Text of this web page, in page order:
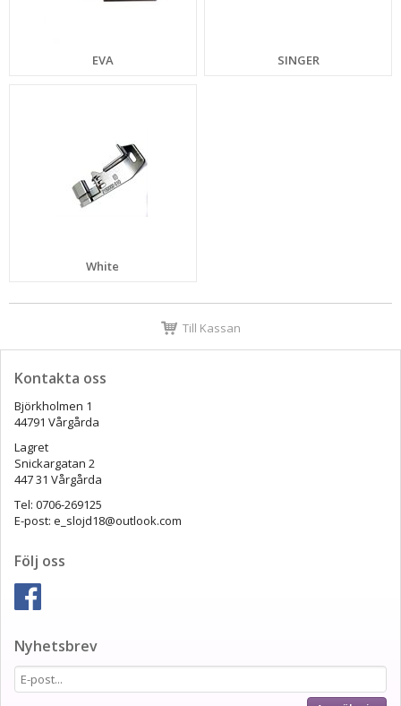
EVA SINGER
White
Till Kassan
Kontakta oss
Björkholmen 1
44791 Vårgårda
Lagret
Snickargatan 2
447 31 Vårgårda
Tel: 0706-269125
E-post: e_slojd18@outlook.com
Följ oss
Nyhetsbrev